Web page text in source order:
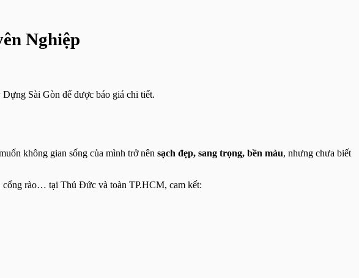
Nghiệp
Sài Gòn để được báo giá chi tiết.
không gian sống của mình trở nên sạch đẹp, sang trọng, bền màu, nhưng chưa biết
cổng rào… tại Thủ Đức và toàn TP.HCM, cam kết: